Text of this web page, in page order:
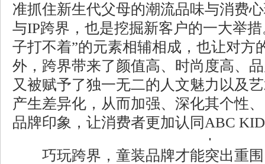
准抓住新生代父母的潮流品味与消费
与IP跨界，也是挖掘新客户的一大举
子打不着”的元素相辅相成，也让对方
外，跨界带来了颜值高、时尚度高、
又被赋予了独一无二的人文魅力以及
产生差异化，从而加强、深化其个性
品牌印象，让消费者更加认同ABC
巧玩跨界，童装品牌才能突出重围